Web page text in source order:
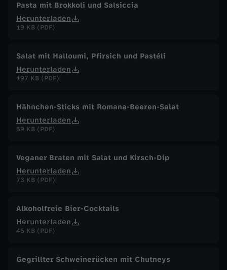
Pasta mit Brokkoli und Salsiccia
Herunterladen
19 KB (PDF)
Salat mit Halloumi, Pfirsich und Pastéli
Herunterladen
197 KB (PDF)
Hähnchen-Sticks mit Romana-Beeren-Salat
Herunterladen
69 KB (PDF)
Veganer Braten mit Salat und Kirsch-Dip
Herunterladen
73 KB (PDF)
Alkoholfreie Bier-Cocktails
Herunterladen
46 KB (PDF)
Gegrillter Schweinerücken mit Chutneys